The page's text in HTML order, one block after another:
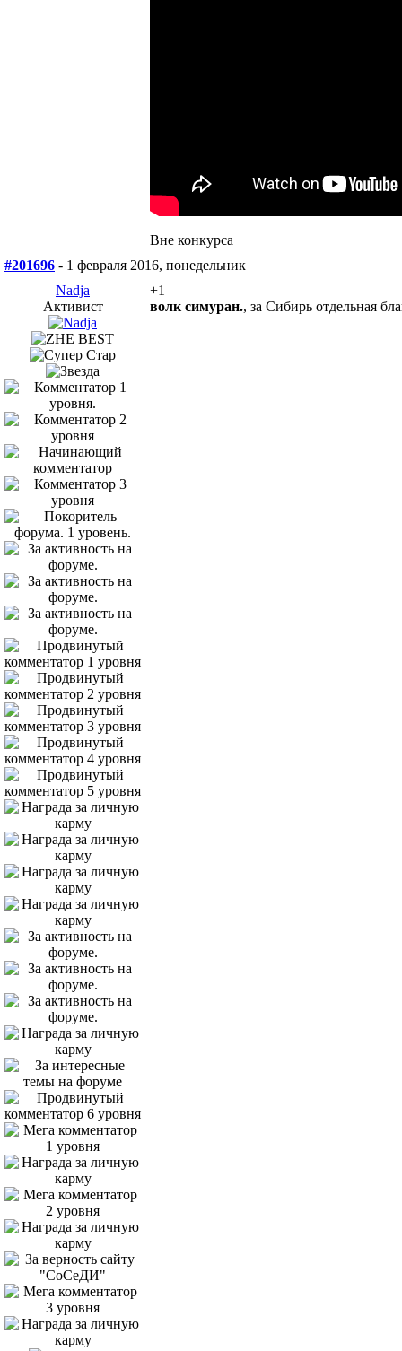
Вне конкурса
#201696 - 1 февраля 2016, понедельник
Nadja
Активист
+1
волк симуран., за Сибирь отдельная